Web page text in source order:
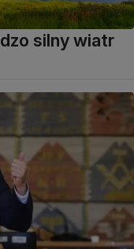
silny wiatr